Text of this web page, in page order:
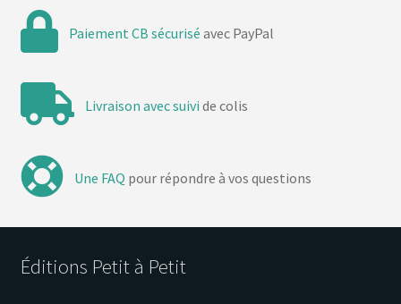
Paiement CB sécurisé avec PayPal
Livraison avec suivi de colis
Une FAQ pour répondre à vos questions
Éditions Petit à Petit